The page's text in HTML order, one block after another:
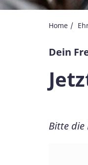
Home
Dein
Bitte die